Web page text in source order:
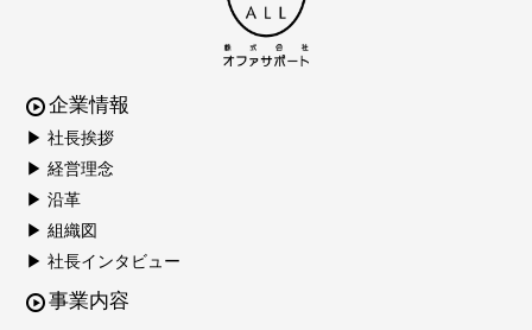
企業情報
▶ 社長挨拶
▶ 経営理念
▶ 沿革
▶ 組織図
▶ 社長インタビュー
事業内容